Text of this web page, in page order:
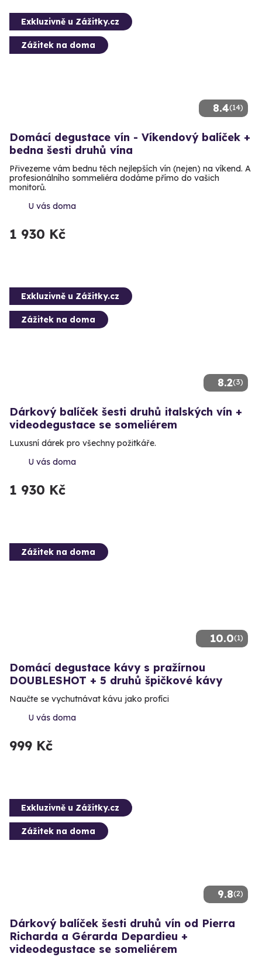
8.4(14)
Exkluzivně u Zážitky.cz
Zážitek na doma
Domácí degustace vín - Víkendový balíček +
bedna šesti druhů vína
Přivezeme vám bednu těch nejlepších vín (nejen) na víkend. A
profesionálního sommeliéra dodáme přímo do vašich
monitorů.
U vás doma
1 930 Kč
8.2(3)
Exkluzivně u Zážitky.cz
Zážitek na doma
Dárkový balíček šesti druhů italských vín +
videodegustace se someliérem
Luxusní dárek pro všechny požitkáře.
U vás doma
1 930 Kč
10.0(1)
Zážitek na doma
Domácí degustace kávy s pražírnou
DOUBLESHOT + 5 druhů špičkové kávy
Naučte se vychutnávat kávu jako profíci
U vás doma
999 Kč
9.8(2)
Exkluzivně u Zážitky.cz
Zážitek na doma
Dárkový balíček šesti druhů vín od Pierra
Richarda a Gérarda Depardieu +
videodegustace se someliérem